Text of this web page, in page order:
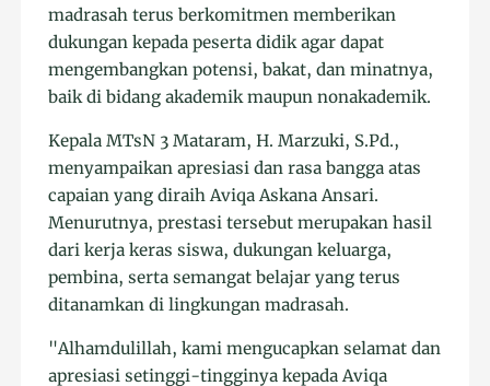
madrasah terus berkomitmen memberikan
dukungan kepada peserta didik agar dapat
mengembangkan potensi, bakat, dan minatnya,
baik di bidang akademik maupun nonakademik.
Kepala MTsN 3 Mataram, H. Marzuki, S.Pd.,
menyampaikan apresiasi dan rasa bangga atas
capaian yang diraih Aviqa Askana Ansari.
Menurutnya, prestasi tersebut merupakan hasil
dari kerja keras siswa, dukungan keluarga,
pembina, serta semangat belajar yang terus
ditanamkan di lingkungan madrasah.
"Alhamdulillah, kami mengucapkan selamat dan
apresiasi setinggi-tingginya kepada Aviqa